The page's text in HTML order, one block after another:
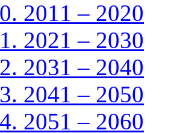
2011 – 2020
2021 – 2030
2031 – 2040
2041 – 2050
2051 – 2060